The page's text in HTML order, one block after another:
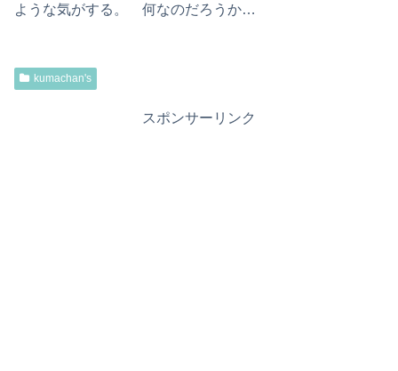
ような気がする。 何なのだろうか…
kumachan's
スポンサーリンク